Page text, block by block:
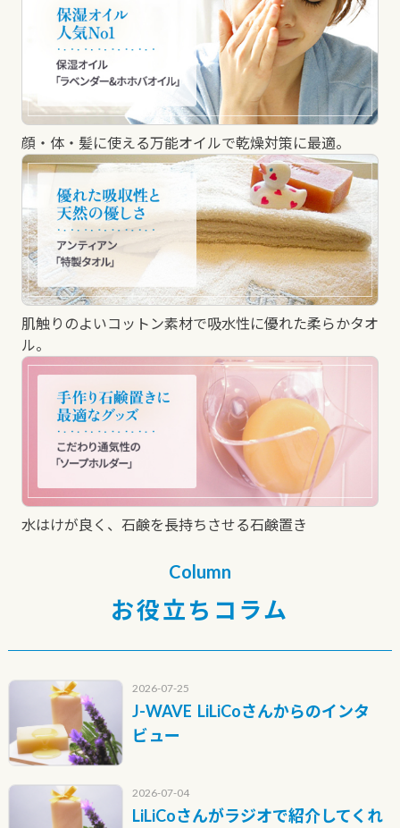
顔・体・髪に使える万能オイルで乾燥対策に最適。
肌触りのよいコットン素材で吸水性に優れた柔らかタオ
ル。
水はけが良く、石鹸を長持ちさせる石鹸置き
Column
お役立ちコラム
2026-07-25
J-WAVE LiLiCoさんからのインタ
ビュー
2026-07-04
LiLiCoさんがラジオで紹介してくれ